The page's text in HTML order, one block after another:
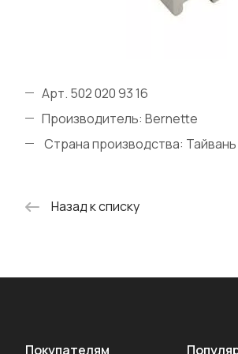
Арт. 502 020 93 16
Производитель: Bernette
Страна производства: Тайвань
Назад к списку
Покупателям